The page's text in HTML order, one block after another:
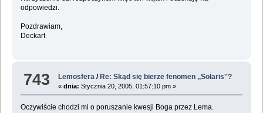
odpowiedzi.
Pozdrawiam,
Deckart
743 Lemosfera /Re: Skąd się bierze fenomen ,,Solaris''?
«dnia: Stycznia 20, 2005, 01:57:10 pm »
Oczywiście chodzi mi o poruszanie kwesji Boga przez Lema.